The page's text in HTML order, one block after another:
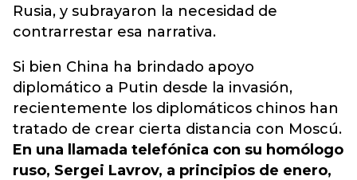
Rusia, y subrayaron la necesidad de
contrarrestar esa narrativa.
Si bien China ha brindado apoyo
diplomático a Putin desde la invasión,
recientemente los diplomáticos chinos han
tratado de crear cierta distancia con Moscú.
En una llamada telefónica con su homólogo
ruso, Sergei Lavrov, a principios de enero,